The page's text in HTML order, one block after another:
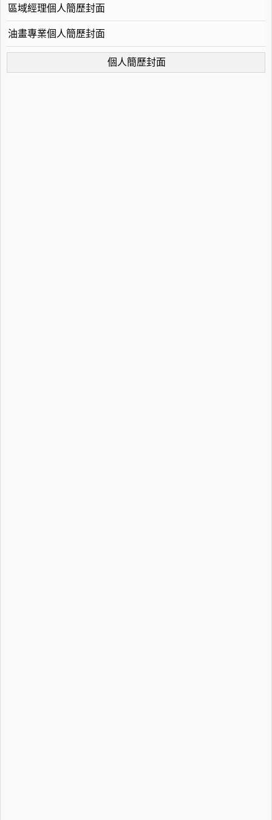
區域經理個人簡歷封面
油畫專業個人簡歷封面
個人簡歷封面